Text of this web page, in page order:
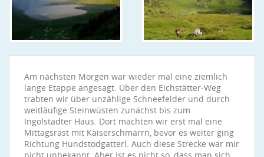
Am nächsten Morgen war wieder mal eine ziemlich
lange Etappe angesagt. Über den Eichstätter-Weg
trabten wir über unzählige Schneefelder und durch
weitläufige Steinwüsten zunächst bis zum
Ingolstädter Haus. Dort machten wir erst mal eine
Mittagsrast mit Kaiserschmarrn, bevor es weiter ging
Richtung Hundstodgatterl. Auch diese Strecke war mir